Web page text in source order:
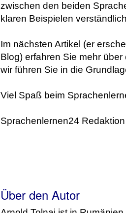
zwischen den beiden
klaren Beispielen
Im nächsten Artikel (er
Blog) erfahren Sie mehr
wir führen Sie in die
Viel Spaß beim
Sprachenlernen24 Redaktion
Über den Autor